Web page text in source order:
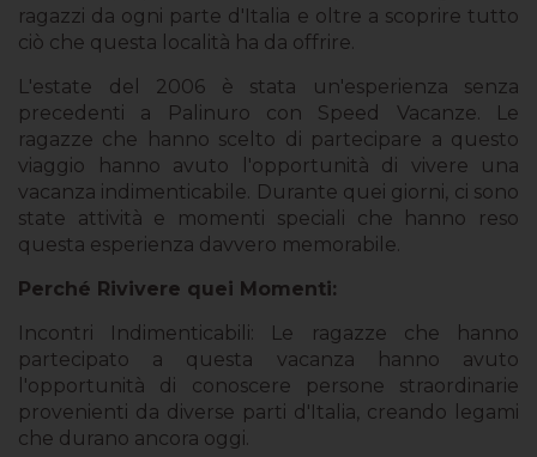
ragazzi da ogni parte d'Italia e oltre a scoprire tutto
ciò che questa località ha da offrire.
L'estate del 2006 è stata un'esperienza senza
precedenti a Palinuro con Speed Vacanze. Le
ragazze che hanno scelto di partecipare a questo
viaggio hanno avuto l'opportunità di vivere una
vacanza indimenticabile. Durante quei giorni, ci sono
state attività e momenti speciali che hanno reso
questa esperienza davvero memorabile.
Perché Rivivere quei Momenti:
Incontri Indimenticabili: Le ragazze che hanno
partecipato a questa vacanza hanno avuto
l'opportunità di conoscere persone straordinarie
provenienti da diverse parti d'Italia, creando legami
che durano ancora oggi.